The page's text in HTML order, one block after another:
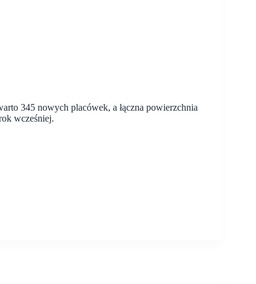
345 nowych placówek, a łączna powierzchnia
wcześniej.